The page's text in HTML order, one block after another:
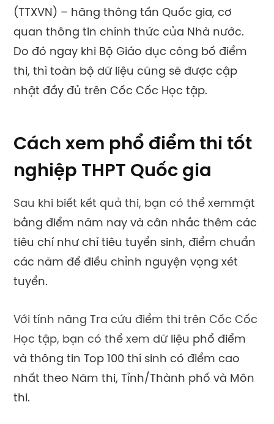
(TTXVN) – hãng thông tấn Quốc gia, cơ
quan thông tin chính thức của Nhà nước.
Do đó ngay khi Bộ Giáo dục công bố điểm
thi, thì toàn bộ dữ liệu cũng sẽ được cập
nhật đầy đủ trên Cốc Cốc Học tập.
Cách xem phổ điểm thi tốt
nghiệp THPT Quốc gia
Sau khi biết kết quả thi, bạn có thể xemmặt
bằng điểm năm nay và cân nhắc thêm các
tiêu chí như chỉ tiêu tuyển sinh, điểm chuẩn
các năm để điều chỉnh nguyện vọng xét
tuyển.
Với tính năng Tra cứu điểm thi trên Cốc Cốc
Học tập, bạn có thể xem d ữ liệu phổ điểm
và thông tin Top 100 thí sinh có điểm cao
nhất theo Năm thi, Tỉnh/Thành phố và Môn
thi.